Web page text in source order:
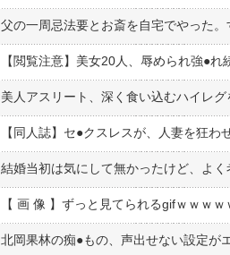
【閲覧注意】美女20人、辱められ強●︎れ
美人アスリート、深く食い込むハイレ
【同人誌】セ●︎クスレスが、人妻を狂わ
結婚当初は気にして無かったけど、よ
【 画 像 】ずっと見てられるgifｗｗｗ
北岡果林の痴●︎もの、声出せない設定が